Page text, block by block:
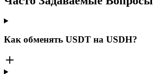
Как обменять USDT на USDH?